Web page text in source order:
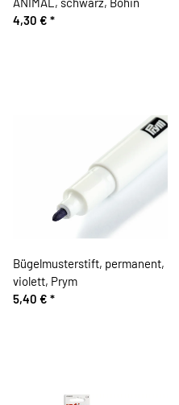
4,30 € *
Bügelmusterstift, permanent,
violett, Prym
5,40 € *